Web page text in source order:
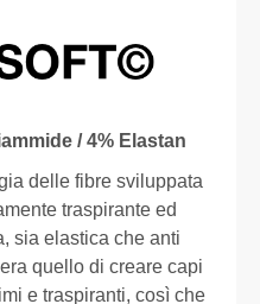
/ 4% Elastan
delle fibre sviluppata
traspirante ed
sia elastica che anti
quello di creare capi
e traspiranti, così che